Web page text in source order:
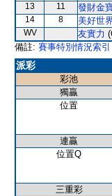
13 11 發財金
14 8 美好世
WV 友實力
備註: 賽事特別情況索引
派彩
彩池
獨贏
位置
連贏
位置Q
三重彩